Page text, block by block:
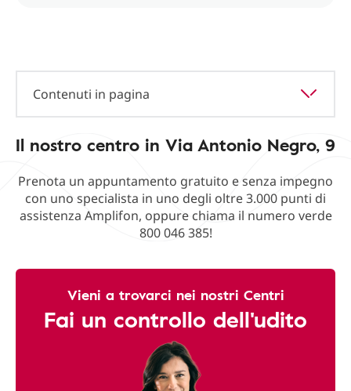
Contenuti in pagina
Il nostro centro in Via Antonio Negro, 9
Prenota un appuntamento gratuito e senza impegno
con uno specialista in uno degli oltre 3.000 punti di
assistenza Amplifon, oppure chiama il numero verde
800 046 385!
Vieni a trovarci nei nostri Centri
Fai un controllo dell'udito